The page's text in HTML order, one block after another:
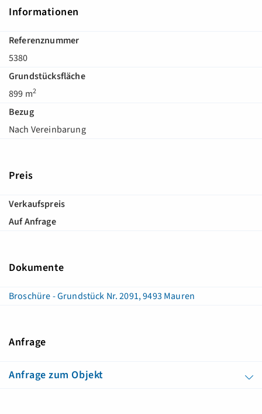
Informationen
Referenznummer
5380
Grundstücksfläche
899 m2
Bezug
Nach Vereinbarung
Preis
Verkaufspreis
Auf Anfrage
Dokumente
Broschüre - Grundstück Nr. 2091, 9493 Mauren
Anfrage
Anfrage zum Objekt